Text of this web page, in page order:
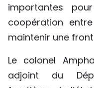
importantes
coopération
maintenir une
Le colonel
adjoint du